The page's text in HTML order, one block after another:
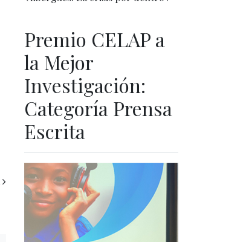
Premio CELAP a
la Mejor
Investigación:
Categoría Prensa
Escrita